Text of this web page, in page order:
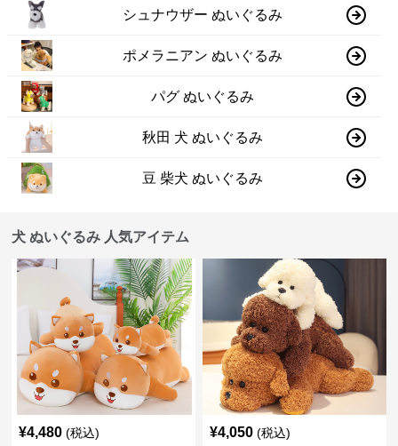
シュナウザー ぬいぐるみ
ポメラニアン ぬいぐるみ
パグ ぬいぐるみ
秋田 犬 ぬいぐるみ
豆 柴犬 ぬいぐるみ
犬 ぬいぐるみ 人気アイテム
¥4,480 (税込) ¥4,050 (税込)